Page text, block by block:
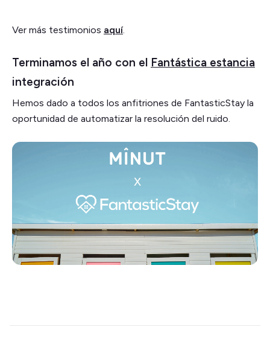
Ver más testimonios aquí.
Terminamos el año con el Fantástica estancia
integración
Hemos dado a todos los anfitriones de FantasticStay la
oportunidad de automatizar la resolución del ruido.